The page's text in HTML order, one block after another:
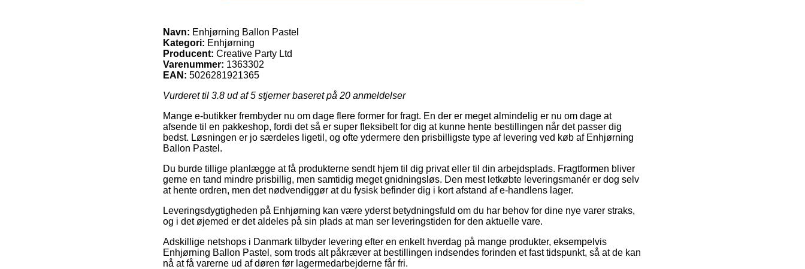
Navn: Enhjørning Ballon Pastel
Kategori: Enhjørning
Producent: Creative Party Ltd
Varenummer: 1363302
EAN: 5026281921365
Vurderet til 3.8 ud af 5 stjerner baseret på 20 anmeldelser
Mange e-butikker frembyder nu om dage flere former for fragt. En der er meget almindelig er nu om dage at
afsende til en pakkeshop, fordi det så er super fleksibelt for dig at kunne hente bestillingen når det passer dig
bedst. Løsningen er jo særdeles ligetil, og ofte ydermere den prisbilligste type af levering ved køb af Enhjørning
Ballon Pastel.
Du burde tillige planlægge at få produkterne sendt hjem til dig privat eller til din arbejdsplads. Fragtformen bliver
gerne en tand mindre prisbillig, men samtidig meget gnidningsløs. Den mest letkøbte leveringsmanér er dog selv
at hente ordren, men det nødvendiggør at du fysisk befinder dig i kort afstand af e-handlens lager.
Leveringsdygtigheden på Enhjørning kan være yderst betydningsfuld om du har behov for dine nye varer straks,
og i det øjemed er det aldeles på sin plads at man ser leveringstiden for den aktuelle vare.
Adskillige netshops i Danmark tilbyder levering efter en enkelt hverdag på mange produkter, eksempelvis
Enhjørning Ballon Pastel, som trods alt påkræver at bestillingen indsendes forinden et fast tidspunkt, så at de kan
nå at få varerne ud af døren før lagermedarbejderne får fri.